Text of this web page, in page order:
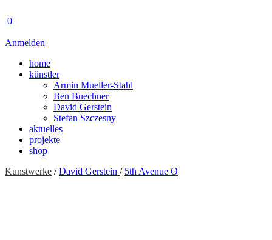
0
Anmelden
home
künstler
Armin Mueller-Stahl
Ben Buechner
David Gerstein
Stefan Szczesny
aktuelles
projekte
shop
Kunstwerke /David Gerstein / 5th Avenue O